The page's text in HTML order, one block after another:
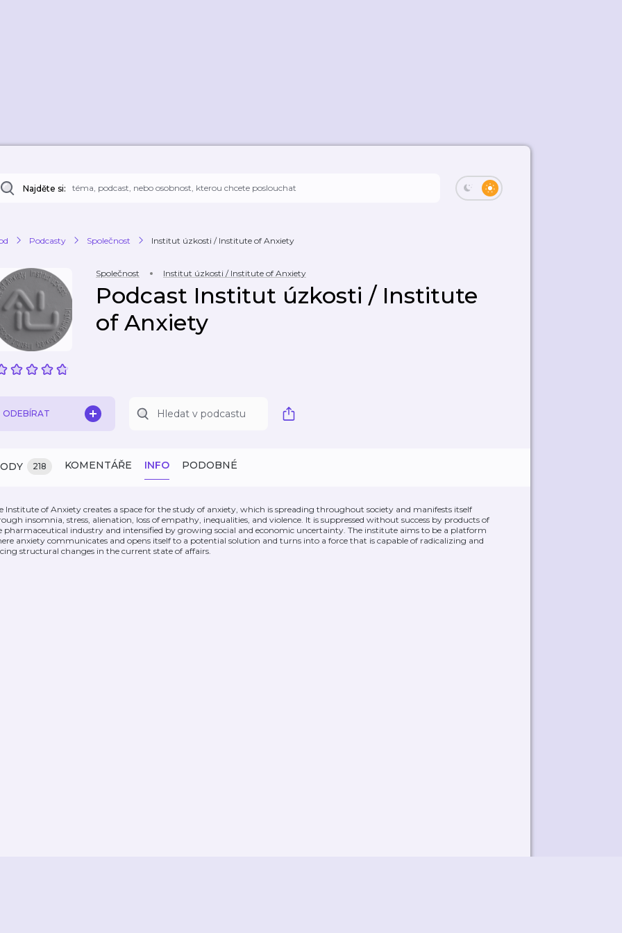
Najděte si:
Podcasty Společnost Institut úzkosti / Institute of Anxiety
Společnost Institut úzkosti / Institute of Anxiety
Podcast Institut úzkosti / Institute
of Anxiety
ODEBÍRAT
218 KOMENTÁŘE INFO PODOBNÉ
Institute of Anxiety creates a space for the study of anxiety, which is spreading throughout society and manifests itself
insomnia, stress, alienation, loss of empathy, inequalities, and violence. It is suppressed without success by products of
pharmaceutical industry and intensified by growing social and economic uncertainty. The institute aims to be a platform
anxiety communicates and opens itself to a potential solution and turns into a force that is capable of radicalizing and
structural changes in the current state of affairs.